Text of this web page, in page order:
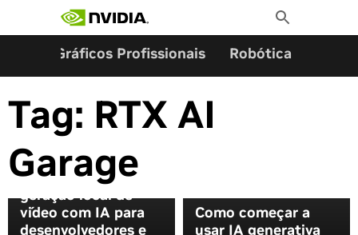
Toggle
Search
Gráficos Profissionais Robótica
Tag: RTX AI
Garage
NVIDIA e ComfyUI
simplificam a
geração local de
vídeo com IA para
desenvolvedores e
Como começar a
usar IA generativa